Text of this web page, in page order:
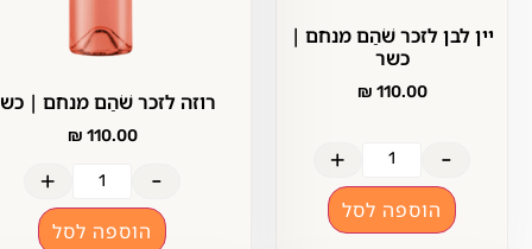
לבן לזכר שֹׁהַם מנחם |
₪110.00
+
הוספה לסל
רוזה לזכר שֹׁהַם מנחם | כשר
₪110.00
+
הוספה לסל